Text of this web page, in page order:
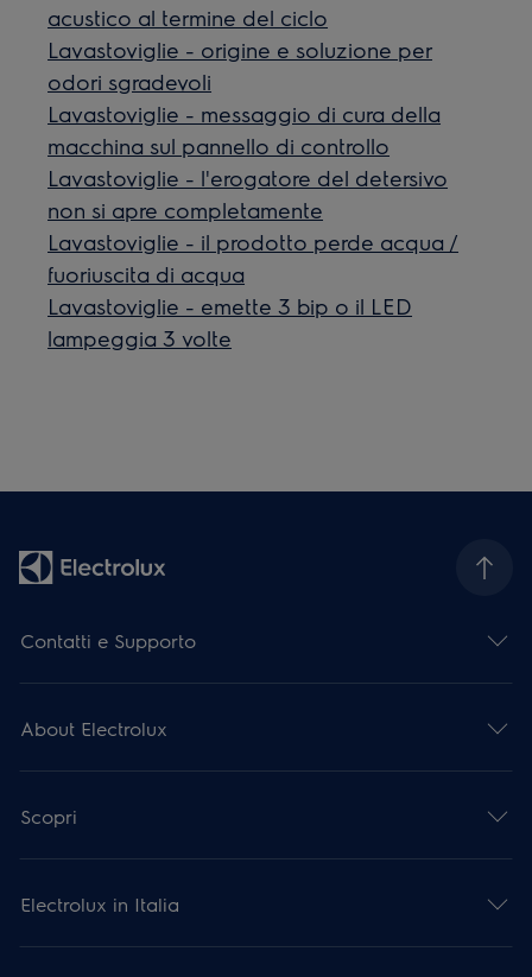
acustico al termine del ciclo
Lavastoviglie - origine e soluzione per
odori sgradevoli
Lavastoviglie - messaggio di cura della
macchina sul pannello di controllo
Lavastoviglie - l'erogatore del detersivo
non si apre completamente
Lavastoviglie - il prodotto perde acqua /
fuoriuscita di acqua
Lavastoviglie - emette 3 bip o il LED
lampeggia 3 volte
Contatti e Supporto
About Electrolux
Scopri
Electrolux in Italia